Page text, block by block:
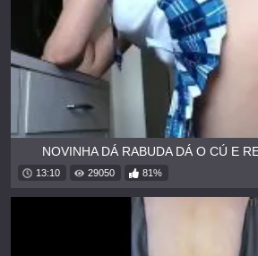
NOVINHA DÁ RABUDA DÁ O CÚ E
13:10 29050 81%